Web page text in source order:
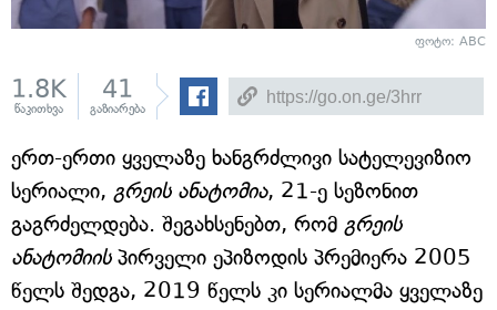
ფოტო: ABC
1.8K
წაკითხვა
41
გაზიარება
ერთ-ერთი ყველაზე ხანგრძლივი სატელევიზიო
სერიალი, გრეის ანატომია, 21-ე სეზონით
გაგრძელდება. შეგახსენებთ, რომ გრეის
ანატომიისპირველი ეპიზოდის პრემიერა 2005
წელს შედგა, 2019 წელს კი სერიალმა ყველაზე